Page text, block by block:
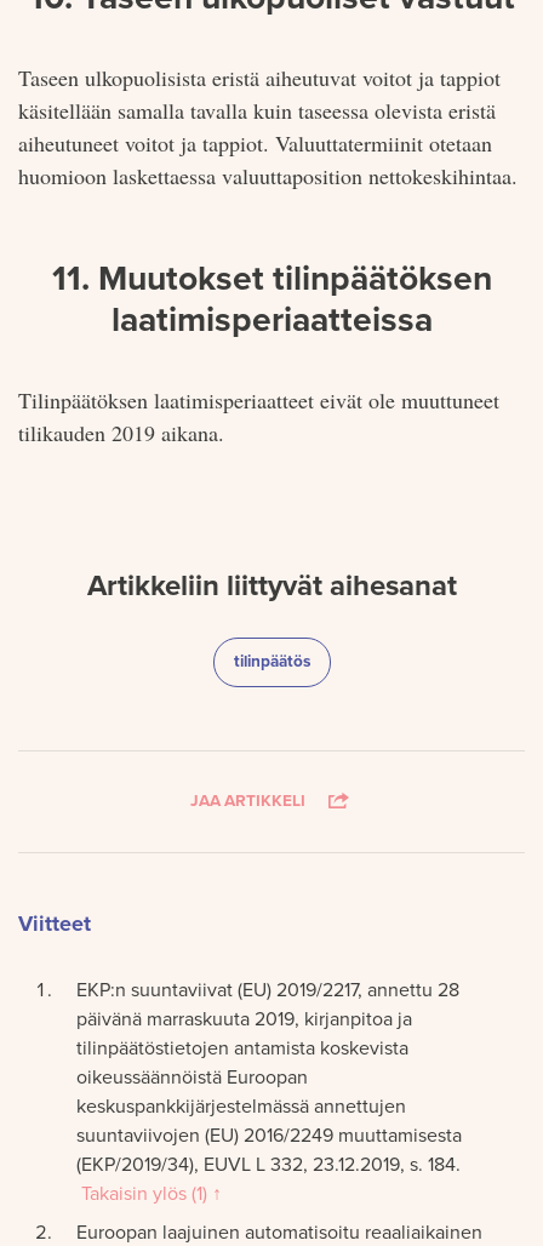
Taseen ulkopuolisista eristä aiheutuvat voitot ja tappiot
käsitellään samalla tavalla kuin taseessa olevista eristä
aiheutuneet voitot ja tappiot. Valuuttatermiinit otetaan
huomioon laskettaessa valuuttaposition nettokeskihintaa.
11. Muutokset tilinpäätöksen
laatimisperiaatteissa
Tilinpäätöksen laatimisperiaatteet eivät ole muuttuneet
tilikauden 2019 aikana.
Artikkeliin liittyvät aihesanat
Etsi aihesanalla:
tilinpäätös
JAA ARTIKKELI
Viitteet
EKP:n suuntaviivat (EU) 2019/2217, annettu 28
päivänä marraskuuta 2019, kirjanpitoa ja
tilinpäätöstietojen antamista koskevista
oikeussäännöistä Euroopan
keskuspankkijärjestelmässä annettujen
suuntaviivojen (EU) 2016/2249 muuttamisesta
(EKP/2019/34), EUVL L 332, 23.12.2019, s. 184.
Takaisin ylös (1) ↑
Euroopan laajuinen automatisoitu reaaliaikainen